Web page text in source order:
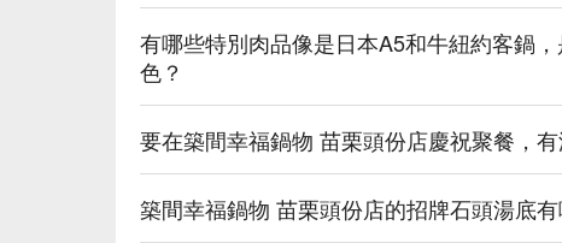
有哪些特別肉品像是日本A5和牛紐約客鍋
色？
要在築間幸福鍋物 苗栗頭份店慶祝聚餐，
築間幸福鍋物 苗栗頭份店的招牌石頭湯底